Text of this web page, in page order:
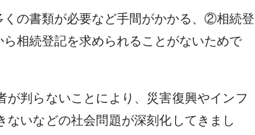
の書類が必要など手間がかかる、②相続登
相続登記を求められることがないためで
判らないことにより、災害復興やインフ
いなどの社会問題が深刻化してきまし